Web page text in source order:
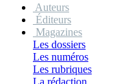
Auteurs
Éditeurs
Magazines
Les dossiers
Les numéros
Les rubriques
La rédaction